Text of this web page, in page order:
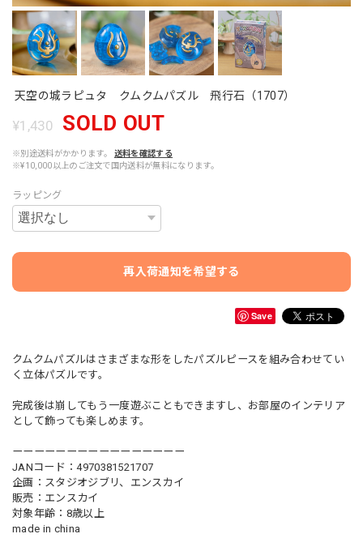
天空の城ラピュタ クムクムパズル 飛行石（1707）
¥1,430 SOLD OUT
※別途送料がかかります。
送料を確認する
※¥10,000以上のご注文で国内送料が無料になります。
ラッピング
再入荷通知を希望する
Save
クムクムパズルはさまざまな形をしたパズルピースを組み合わせてい
く立体パズルです。
完成後は崩してもう一度遊ぶこともできますし、お部屋のインテリア
として飾っても楽しめます。
ーーーーーーーーーーーーーーーー
JANコード：4970381521707
企画：スタジオジブリ、エンスカイ
販売：エンスカイ
対象年齢：8歳以上
made in china